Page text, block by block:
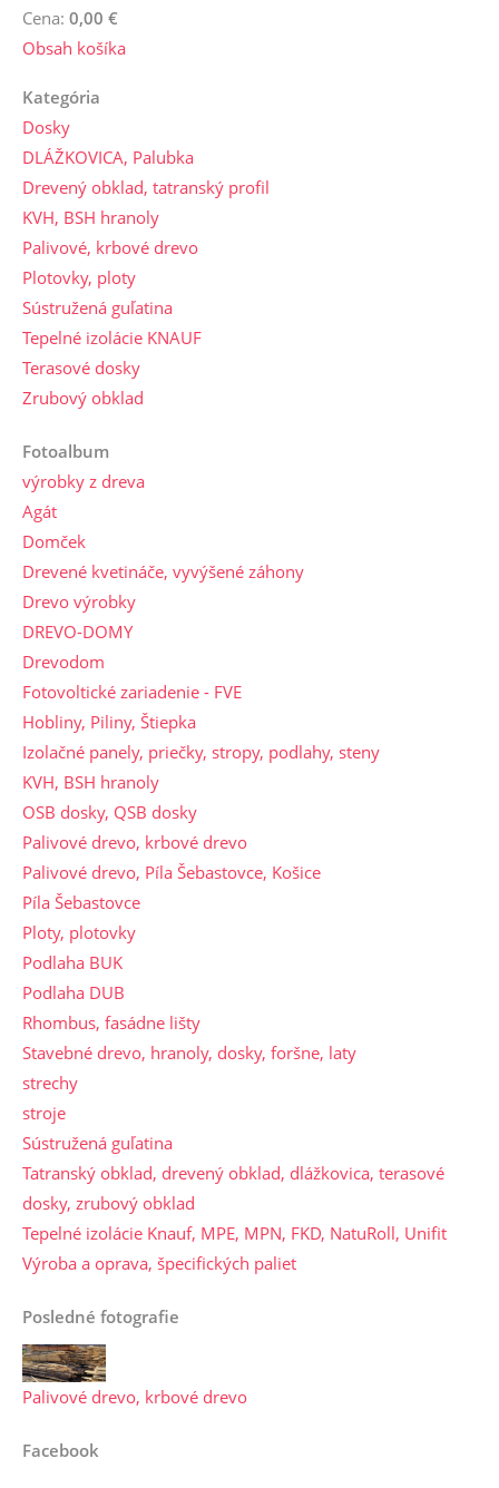
Cena: 0,00 €
Obsah košíka
Kategória
Dosky
DLÁŽKOVICA, Palubka
Drevený obklad, tatranský profil
KVH, BSH hranoly
Palivové, krbové drevo
Plotovky, ploty
Sústružená guľatina
Tepelné izolácie KNAUF
Terasové dosky
Zrubový obklad
Fotoalbum
výrobky z dreva
Agát
Domček
Drevené kvetináče, vyvýšené záhony
Drevo výrobky
DREVO-DOMY
Drevodom
Fotovoltické zariadenie - FVE
Hobliny, Piliny, Štiepka
Izolačné panely, priečky, stropy, podlahy, steny
KVH, BSH hranoly
OSB dosky, QSB dosky
Palivové drevo, krbové drevo
Palivové drevo, Píla Šebastovce, Košice
Píla Šebastovce
Ploty, plotovky
Podlaha BUK
Podlaha DUB
Rhombus, fasádne lišty
Stavebné drevo, hranoly, dosky, foršne, laty
strechy
stroje
Sústružená guľatina
Tatranský obklad, drevený obklad, dlážkovica, terasové
dosky, zrubový obklad
Tepelné izolácie Knauf, MPE, MPN, FKD, NatuRoll, Unifit
Výroba a oprava, špecifických paliet
Posledné fotografie
Palivové drevo, krbové drevo
Facebook